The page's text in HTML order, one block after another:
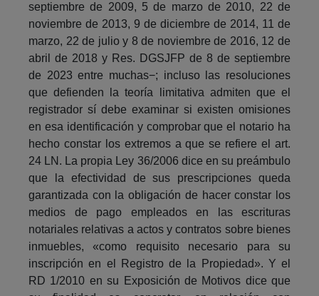
septiembre de 2009, 5 de marzo de 2010, 22 de
noviembre de 2013, 9 de diciembre de 2014, 11 de
marzo, 22 de julio y 8 de noviembre de 2016, 12 de
abril de 2018 y Res. DGSJFP de 8 de septiembre
de 2023 entre muchas−; incluso las resoluciones
que defienden la teoría limitativa admiten que el
registrador sí debe examinar si existen omisiones
en esa identificación y comprobar que el notario ha
hecho constar los extremos a que se refiere el art.
24 LN. La propia Ley 36/2006 dice en su preámbulo
que la efectividad de sus prescripciones queda
garantizada con la obligación de hacer constar los
medios de pago empleados en las escrituras
notariales relativas a actos y contratos sobre bienes
inmuebles, «como requisito necesario para su
inscripción en el Registro de la Propiedad». Y el
RD 1/2010 en su Exposición de Motivos dice que